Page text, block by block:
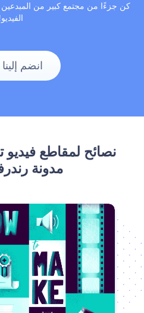
‫كن جزءًا من مجتمع كبير من
الفيديو!‬
‫انضم
‫نصائح لمقاطع فيديو
مدونة